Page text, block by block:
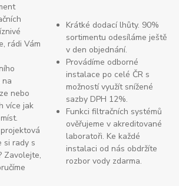
rádi Vám
na
nebo
více jak
si rady s
Zavolejte,
Krátké dodací lhůty. 90%
sortimentu odesíláme ještě
v den objednání.
Provádíme odborné
instalace po celé ČR s
možností využít snížené
sazby DPH 12%.
Funkci filtračních systémů
ověřujeme v akreditované
laboratoři. Ke každé
instalaci od nás obdržíte
rozbor vody zdarma.